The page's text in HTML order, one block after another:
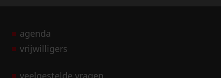
agenda
vrijwilligers